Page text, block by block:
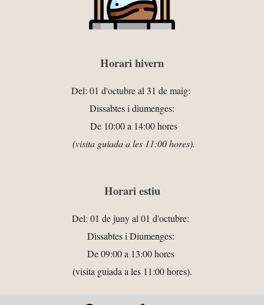
Horari hivern
Del: 01 d'octubre al 31 de maig:
Dissabtes i diumenges:
De 10:00 a 14:00 hores
(visita guiada a les 11:00 hores).
Horari estiu
Del: 01 de junyal 01 d'octubre:
Dissabtes i Diumenges:
De 09:00 a 13:00 hores
(visita guiada a les 11:00 hores).